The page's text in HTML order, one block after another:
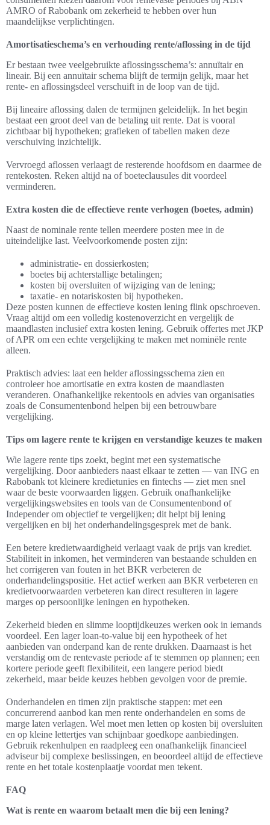
AMRO of Rabobank om zekerheid te hebben over hun
maandelijkse verplichtingen.
Amortisatieschema’s en verhouding rente/aflossing in de tijd
Er bestaan twee veelgebruikte aflossingsschema’s: annuïtair en
lineair. Bij een annuïtair schema blijft de termijn gelijk, maar het
rente- en aflossingsdeel verschuift in de loop van de tijd.
Bij lineaire aflossing dalen de termijnen geleidelijk. In het begin
bestaat een groot deel van de betaling uit rente. Dat is vooral
zichtbaar bij hypotheken; grafieken of tabellen maken deze
verschuiving inzichtelijk.
Vervroegd aflossen verlaagt de resterende hoofdsom en daarmee de
rentekosten. Reken altijd na of boeteclausules dit voordeel
verminderen.
Extra kosten die de effectieve rente verhogen (boetes, admin)
Naast de nominale rente tellen meerdere posten mee in de
uiteindelijke last. Veelvoorkomende posten zijn:
administratie- en dossierkosten;
boetes bij achterstallige betalingen;
kosten bij oversluiten of wijziging van de lening;
taxatie- en notariskosten bij hypotheken.
Deze posten kunnen de effectieve kosten lening flink opschroeven.
Vraag altijd om een volledig kostenoverzicht en vergelijk de
maandlasten inclusief extra kosten lening. Gebruik offertes met JKP
of APR om een echte vergelijking te maken met nominële rente
alleen.
Praktisch advies: laat een helder aflossingsschema zien en
controleer hoe amortisatie en extra kosten de maandlasten
veranderen. Onafhankelijke rekentools en advies van organisaties
zoals de Consumentenbond helpen bij een betrouwbare
vergelijking.
Tips om lagere rente te krijgen en verstandige keuzes te maken
Wie lagere rente tips zoekt, begint met een systematische
vergelijking. Door aanbieders naast elkaar te zetten — van ING en
Rabobank tot kleinere kredietunies en fintechs — ziet men snel
waar de beste voorwaarden liggen. Gebruik onafhankelijke
vergelijkingswebsites en tools van de Consumentenbond of
Independer om objectief te vergelijken; dit helpt bij lening
vergelijken en bij het onderhandelingsgesprek met de bank.
Een betere kredietwaardigheid verlaagt vaak de prijs van krediet.
Stabiliteit in inkomen, het verminderen van bestaande schulden en
het corrigeren van fouten in het BKR verbeteren de
onderhandelingspositie. Het actief werken aan BKR verbeteren en
kredietvoorwaarden verbeteren kan direct resulteren in lagere
marges op persoonlijke leningen en hypotheken.
Zekerheid bieden en slimme looptijdkeuzes werken ook in iemands
voordeel. Een lager loan-to-value bij een hypotheek of het
aanbieden van onderpand kan de rente drukken. Daarnaast is het
verstandig om de rentevaste periode af te stemmen op plannen; een
kortere periode geeft flexibiliteit, een langere period biedt
zekerheid, maar beide keuzes hebben gevolgen voor de premie.
Onderhandelen en timen zijn praktische stappen: met een
concurrerend aanbod kan men rente onderhandelen en soms de
marge laten verlagen. Wel moet men letten op kosten bij oversluiten
en op kleine lettertjes van schijnbaar goedkope aanbiedingen.
Gebruik rekenhulpen en raadpleeg een onafhankelijk financieel
adviseur bij complexe beslissingen, en beoordeel altijd de effectieve
rente en het totale kostenplaatje voordat men tekent.
FAQ
Wat is rente en waarom betaalt men die bij een lening?